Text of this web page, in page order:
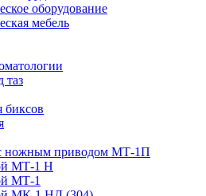
оборудование
мебель
таз
биксов
ножным приводом МТ-1П
МТ-1 Н
МТ-1